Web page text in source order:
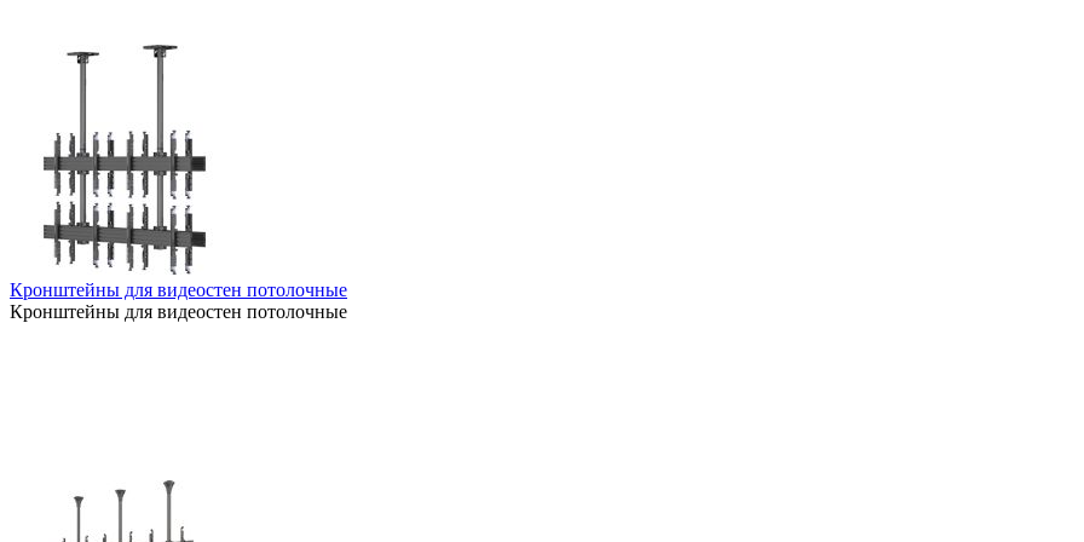
Кронштейны для видеостен потолочные
Кронштейны для видеостен потолочные